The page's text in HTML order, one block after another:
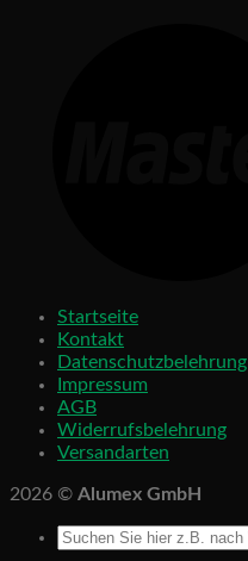
Startseite
Kontakt
Datenschutzbelehrung
Impressum
AGB
Widerrufsbelehrung
Versandarten
2026 © Alumex GmbH